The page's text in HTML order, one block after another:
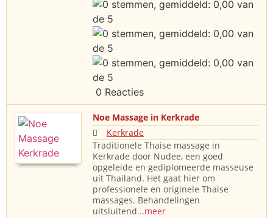
0 Reacties
Noe Massage in Kerkrade
Kerkrade
Traditionele Thaise massage in
Kerkrade door Nudee, een goed
opgeleide en gediplomeerde masseuse
uit Thailand. Het gaat hier om
professionele en originele Thaise
massages. Behandelingen
uitsluitend...meer